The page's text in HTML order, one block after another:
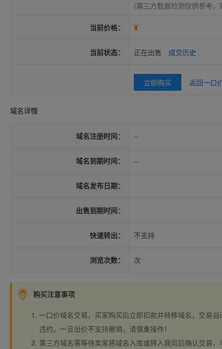
(第三方数据检测仅供参考
当前价格： ¥
当前状态： 正在出售 成交历史
立即购买 返回一口
域名详情
域名注册时间： --
域名到期时间： --
域名发布日期：
出售到期时间：
快速转出： 不支持
浏览次数： 次
购买注意事项
一口价域名交易，买家购买后立即扣款并转移域名，交易
违约，一旦出价不支持撤销，请慎重操作！
第三方域名需等待卖家将域名入库或转入我司后确认交易